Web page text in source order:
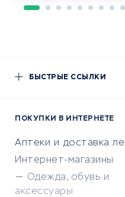
БЫСТРЫЕ ССЫЛКИ
ПОКУПКИ В ИНТЕРНЕТЕ
Аптеки и доставка
Интернет-магазины
Одежда, обувь и
аксессуары